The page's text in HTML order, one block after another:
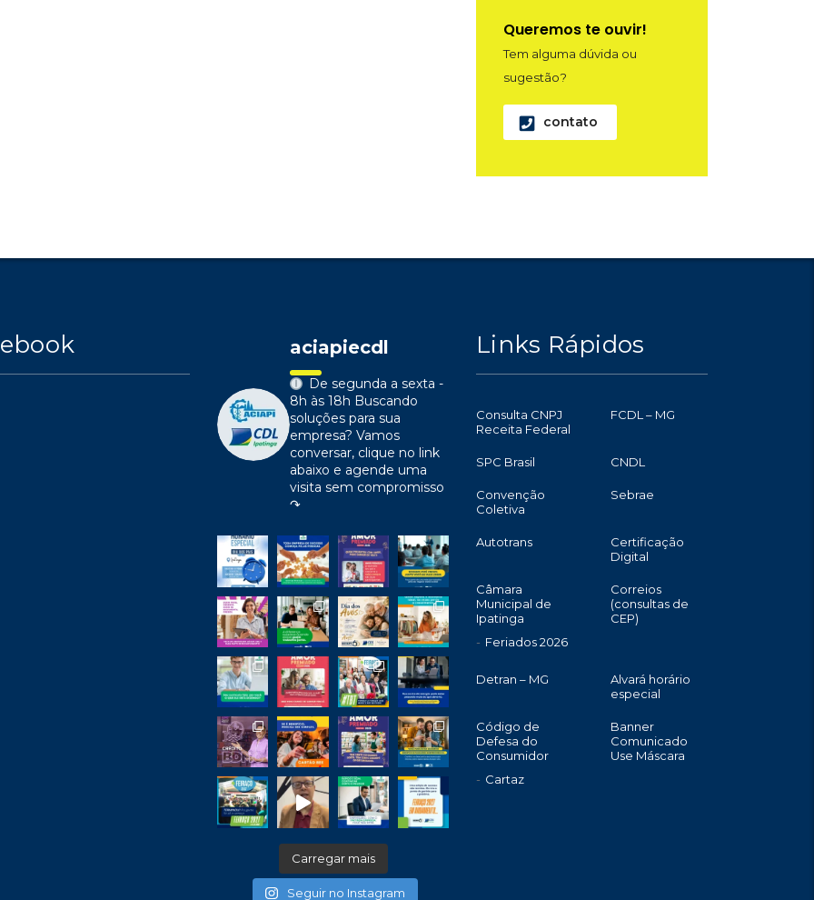
Queremos te ouvir!
Tem alguma dúvida ou
sugestão?
contato
aciapiecdl
De segunda a sexta -
8h às 18h Buscando
soluções para sua
empresa? Vamos
conversar, clique no link
abaixo e agende uma
visita sem compromisso
↷
Carregar mais
Seguir no Instagram
Links Rápidos
Consulta CNPJ
Receita Federal
FCDL – MG
SPC Brasil CNDL
Convenção
Coletiva
Sebrae
Autotrans
Certificação
Digital
Câmara
Municipal de
Ipatinga
Feriados 2026
Correios
(consultas de
CEP)
Detran – MG
Alvará horário
especial
Código de
Defesa do
Consumidor
Cartaz
Banner
Comunicado
Use Máscara